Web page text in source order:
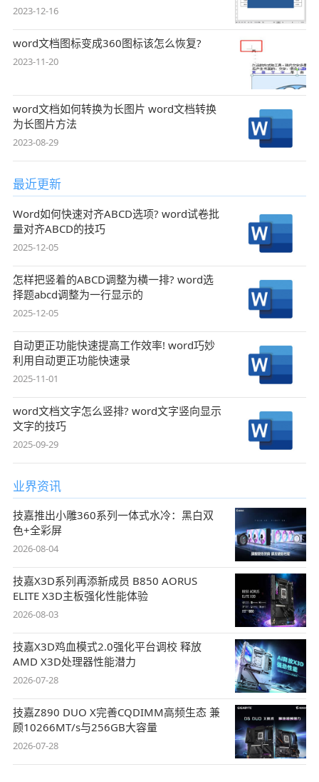
2023-12-16
word文档图标变成360图标该怎么恢复?
2023-11-20
word文档如何转换为长图片 word文档转换
为长图片方法
2023-08-29
最近更新
Word如何快速对齐ABCD选项? word试卷批
量对齐ABCD的技巧
2025-12-05
怎样把竖着的ABCD调整为横一排? word选
择题abcd调整为一行显示的
2025-12-05
自动更正功能快速提高工作效率! word巧妙
利用自动更正功能快速录
2025-11-01
word文档文字怎么竖排? word文字竖向显示
文字的技巧
2025-09-29
业界资讯
技嘉推出小雕360系列一体式水冷：黑白双
色+全彩屏
2026-08-04
技嘉X3D系列再添新成员 B850 AORUS
ELITE X3D主板强化性能体验
2026-08-03
技嘉X3D鸡血模式2.0强化平台调校 释放
AMD X3D处理器性能潜力
2026-07-28
技嘉Z890 DUO X完善CQDIMM高频生态 兼
顾10266MT/s与256GB大容量
2026-07-28